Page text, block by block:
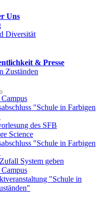
Uns
Diversität
& Presse
Zuständen
"Schule in Farbigen
des SFB
Science
"Schule in Farbigen
System geben
"Schule in